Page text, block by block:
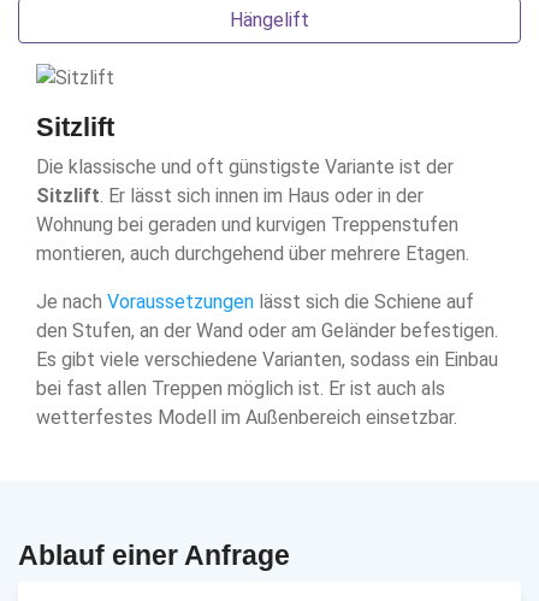
Hängelift
Sitzlift
Die klassische und oft günstigste Variante ist der
Sitzlift. Er lässt sich innen im Haus oder in der
Wohnung bei geraden und kurvigen Treppenstufen
montieren, auch durchgehend über mehrere Etagen.
Je nach Voraussetzungen lässt sich die Schiene auf
den Stufen, an der Wand oder am Geländer befestigen.
Es gibt viele verschiedene Varianten, sodass ein Einbau
bei fast allen Treppen möglich ist. Er ist auch als
wetterfestes Modell im Außenbereich einsetzbar.
Ablauf einer Anfrage